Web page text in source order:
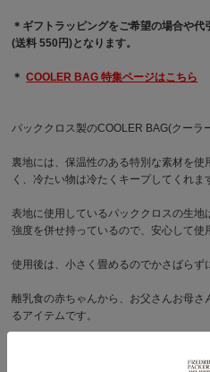
＊ギフトラッピングをご希望の場合や
(送料 550円)となります。
＊ COOLER BAG 特集ページはこちら
パッククロス製のCOOLER BAG(クーラ
裏地には、保温性のある特別な素材を
く、冷たい物は冷たくキープしてくれま
表地に使用しているパッククロスの生
強度を併せ持っているので、安心して使
使用後は、小さく畳めるのでかさばらず
離乳食の赤ちゃんから、お父さんお母
るアイテムです。